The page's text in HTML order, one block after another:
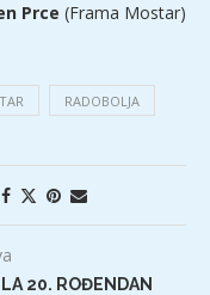
Prce (Frama Mostar)
RADOBOLJA
20. ROĐENDAN